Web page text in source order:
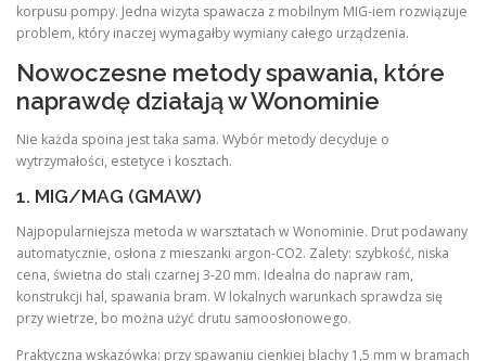
korpusu pompy. Jedna wizyta spawacza z mobilnym MIG-iem rozwiązuje
problem, który inaczej wymagałby wymiany całego urządzenia.
Nowoczesne metody spawania, które
naprawdę działają w Wonominie
Nie każda spoina jest taka sama. Wybór metody decyduje o
wytrzymałości, estetyce i kosztach.
1. MIG/MAG (GMAW)
Najpopularniejsza metoda w warsztatach w Wonominie. Drut podawany
automatycznie, osłona z mieszanki argon-CO2. Zalety: szybkość, niska
cena, świetna do stali czarnej 3-20 mm. Idealna do napraw ram,
konstrukcji hal, spawania bram. W lokalnych warunkach sprawdza się
przy wietrze, bo można użyć drutu samoosłonowego.
Praktyczna wskazówka: przy spawaniu cienkiej blachy 1,5 mm w bramach